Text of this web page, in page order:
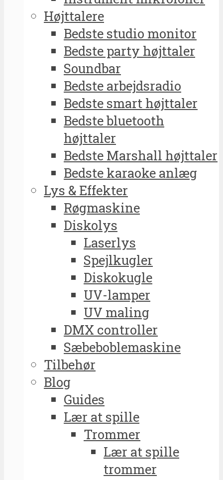
Højttalere
Bedste studio monitor
Bedste party højttaler
Soundbar
Bedste arbejdsradio
Bedste smart højttaler
Bedste bluetooth
højttaler
Bedste Marshall højttaler
Bedste karaoke anlæg
Lys & Effekter
Røgmaskine
Diskolys
Laserlys
Spejlkugler
Diskokugle
UV-lamper
UV maling
DMX controller
Sæbeboblemaskine
Tilbehør
Blog
Guides
Lær at spille
Trommer
Lær at spille
trommer